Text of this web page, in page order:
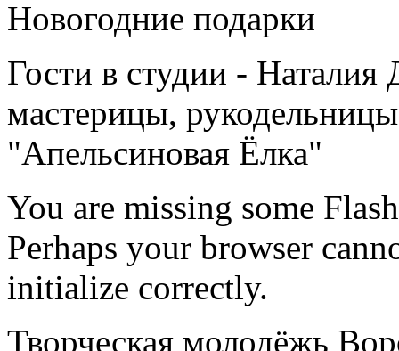
Новогодние подарки
Гости в студии -
мастерицы,
"Апельсиновая Ёлка"
You are missing some
Perhaps your browser
initialize correctly.
Творческая молодёжь